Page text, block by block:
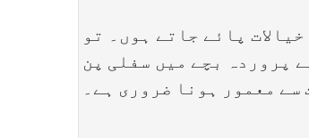
پائے جاتے ہوں۔ تو
پروردہ بچے میں سفلی پن
سے معمور ہونا ضروری ہے۔